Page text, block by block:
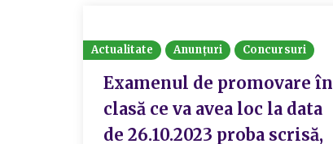
Actualitate Anunțuri Concursuri
Examenul de promovare în
clasă ce va avea loc la data
de 26.10.2023 proba scrisă,